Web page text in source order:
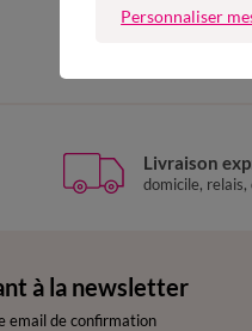
Robe courte
Livraison
domicile,
à la newsletter
email de confirmation
Personnaliser